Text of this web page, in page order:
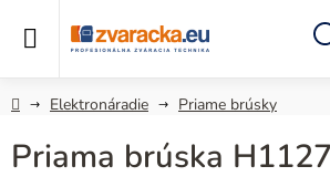
DomovElektronáradie Priame brúsky
Priama brúska